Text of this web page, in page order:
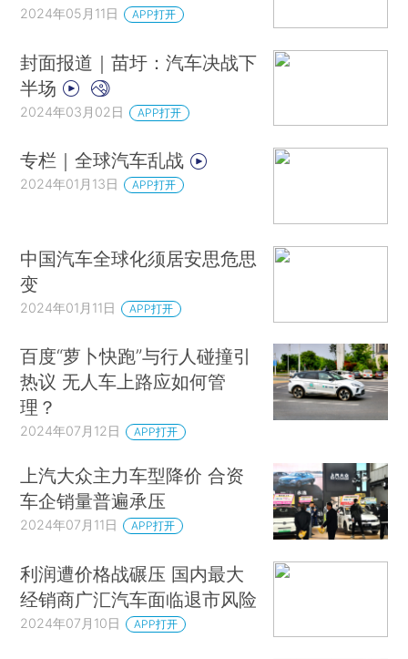
2024年05月11日 APP打开
封面报道｜苗圩：汽车决战下
半场
2024年03月02日 APP打开
专栏｜全球汽车乱战
2024年01月13日 APP打开
中国汽车全球化须居安思危思
变
2024年01月11日 APP打开
百度“萝卜快跑”与行人碰撞引
热议 无人车上路应如何管
理？
2024年07月12日 APP打开
上汽大众主力车型降价 合资
车企销量普遍承压
2024年07月11日 APP打开
利润遭价格战碾压 国内最大
经销商广汇汽车面临退市风险
2024年07月10日 APP打开